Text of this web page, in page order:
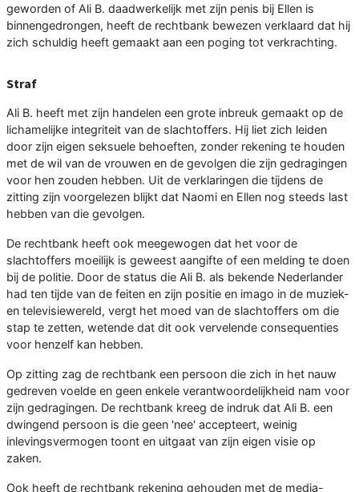
geworden of Ali B. daadwerkelijk met zijn penis bij Ellen is
binnengedrongen, heeft de rechtbank bewezen verklaard dat hij
zich schuldig heeft gemaakt aan een poging tot verkrachting.
Straf
Ali B. heeft met zijn handelen een grote inbreuk gemaakt op de
lichamelijke integriteit van de slachtoffers. Hij liet zich leiden
door zijn eigen seksuele behoeften, zonder rekening te houden
met de wil van de vrouwen en de gevolgen die zijn gedragingen
voor hen zouden hebben. Uit de verklaringen die tijdens de
zitting zijn voorgelezen blijkt dat Naomi en Ellen nog steeds last
hebben van die gevolgen.
De rechtbank heeft ook meegewogen dat het voor de
slachtoffers moeilijk is geweest aangifte of een melding te doen
bij de politie. Door de status die Ali B. als bekende Nederlander
had ten tijde van de feiten en zijn positie en imago in de muziek-
en televisiewereld, vergt het moed van de slachtoffers om die
stap te zetten, wetende dat dit ook vervelende consequenties
voor henzelf kan hebben.
Op zitting zag de rechtbank een persoon die zich in het nauw
gedreven voelde en geen enkele verantwoordelijkheid nam voor
zijn gedragingen. De rechtbank kreeg de indruk dat Ali B. een
dwingend persoon is die geen 'nee' accepteert, weinig
inlevingsvermogen toont en uitgaat van zijn eigen visie op
zaken.
Ook heeft de rechtbank rekening gehouden met de media-